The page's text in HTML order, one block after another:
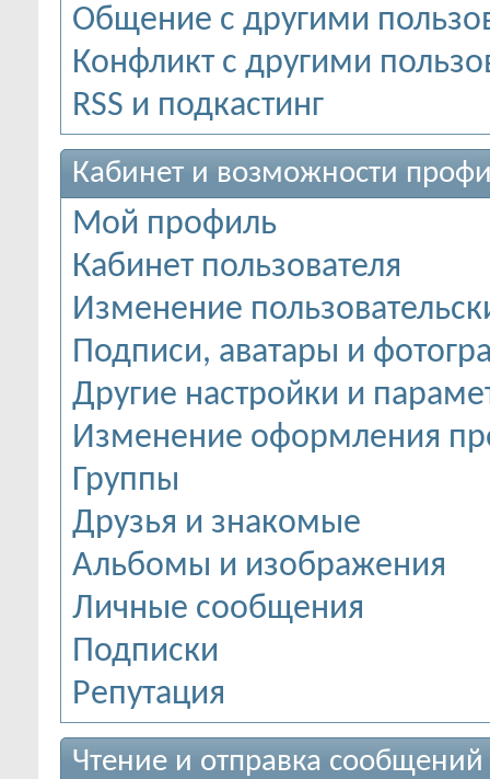
Общение с другими
Конфликт с другими
RSS и подкастинг
Кабинет и возможности
Мой профиль
Кабинет пользователя
Изменение
Подписи, аватары и
Другие настройки и
Изменение оформления
Группы
Друзья и знакомые
Альбомы и изображения
Личные сообщения
Подписки
Репутация
Чтение и отправка сообщений